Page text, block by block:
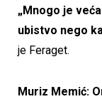
„Mnogo je
ubistvo nego
je Feraget.
Muriz Memić: